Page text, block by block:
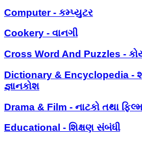
Computer - કમ્પ્યુટર
Cookery - વાનગી
Cross Word And Puzzles -
Dictionary & Encyclopedia -
જ્ઞાનકોશ
Drama & Film - નાટકો તથા ફિલ્મ
Educational - શિક્ષણ સંબંધી